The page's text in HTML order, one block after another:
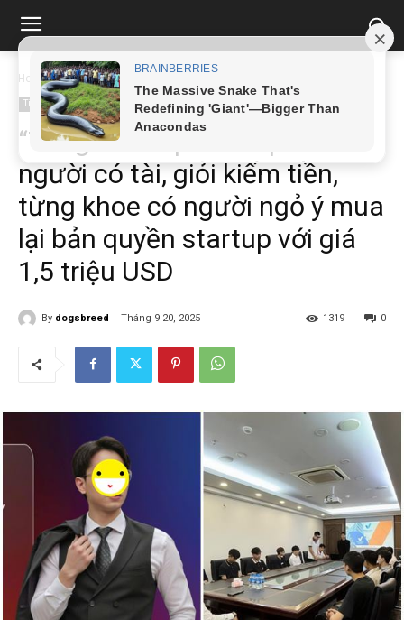
Home Tin tức “Tổng tài” ở quán cà phê là người có tài, giỏi kiếm...
Tin tức
“Tổng tài” ở quán cà phê là
người có tài, giỏi kiếm tiền,
từng khoe có người ngỏ ý mua
lại bản quyền startup với giá
1,5 triệu USD
By dogsbreed Tháng 9 20, 2025 0
1319